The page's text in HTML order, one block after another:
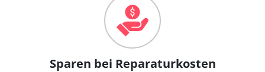
Sparen bei Reparaturkosten